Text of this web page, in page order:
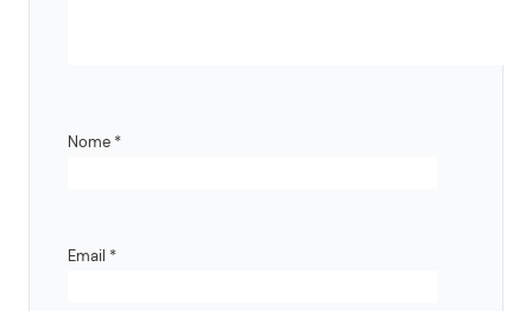
Nome *
Email *